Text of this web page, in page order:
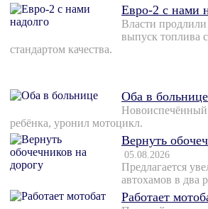
Евро-2 с нами
Власти
выпуск топлива
стандартом качества.
Оба в больнице
Новоиспечённый
ребёнка, уронил мотоцикл.
Вернуть
05.08.2026
Предлагается
автохамов в два
Работает